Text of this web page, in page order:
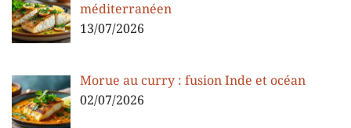
méditerranéen
13/07/2026
Morue au curry : fusion Inde et océan
02/07/2026